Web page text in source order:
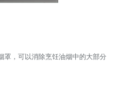
罩，可以消除烹饪油烟中的大部分